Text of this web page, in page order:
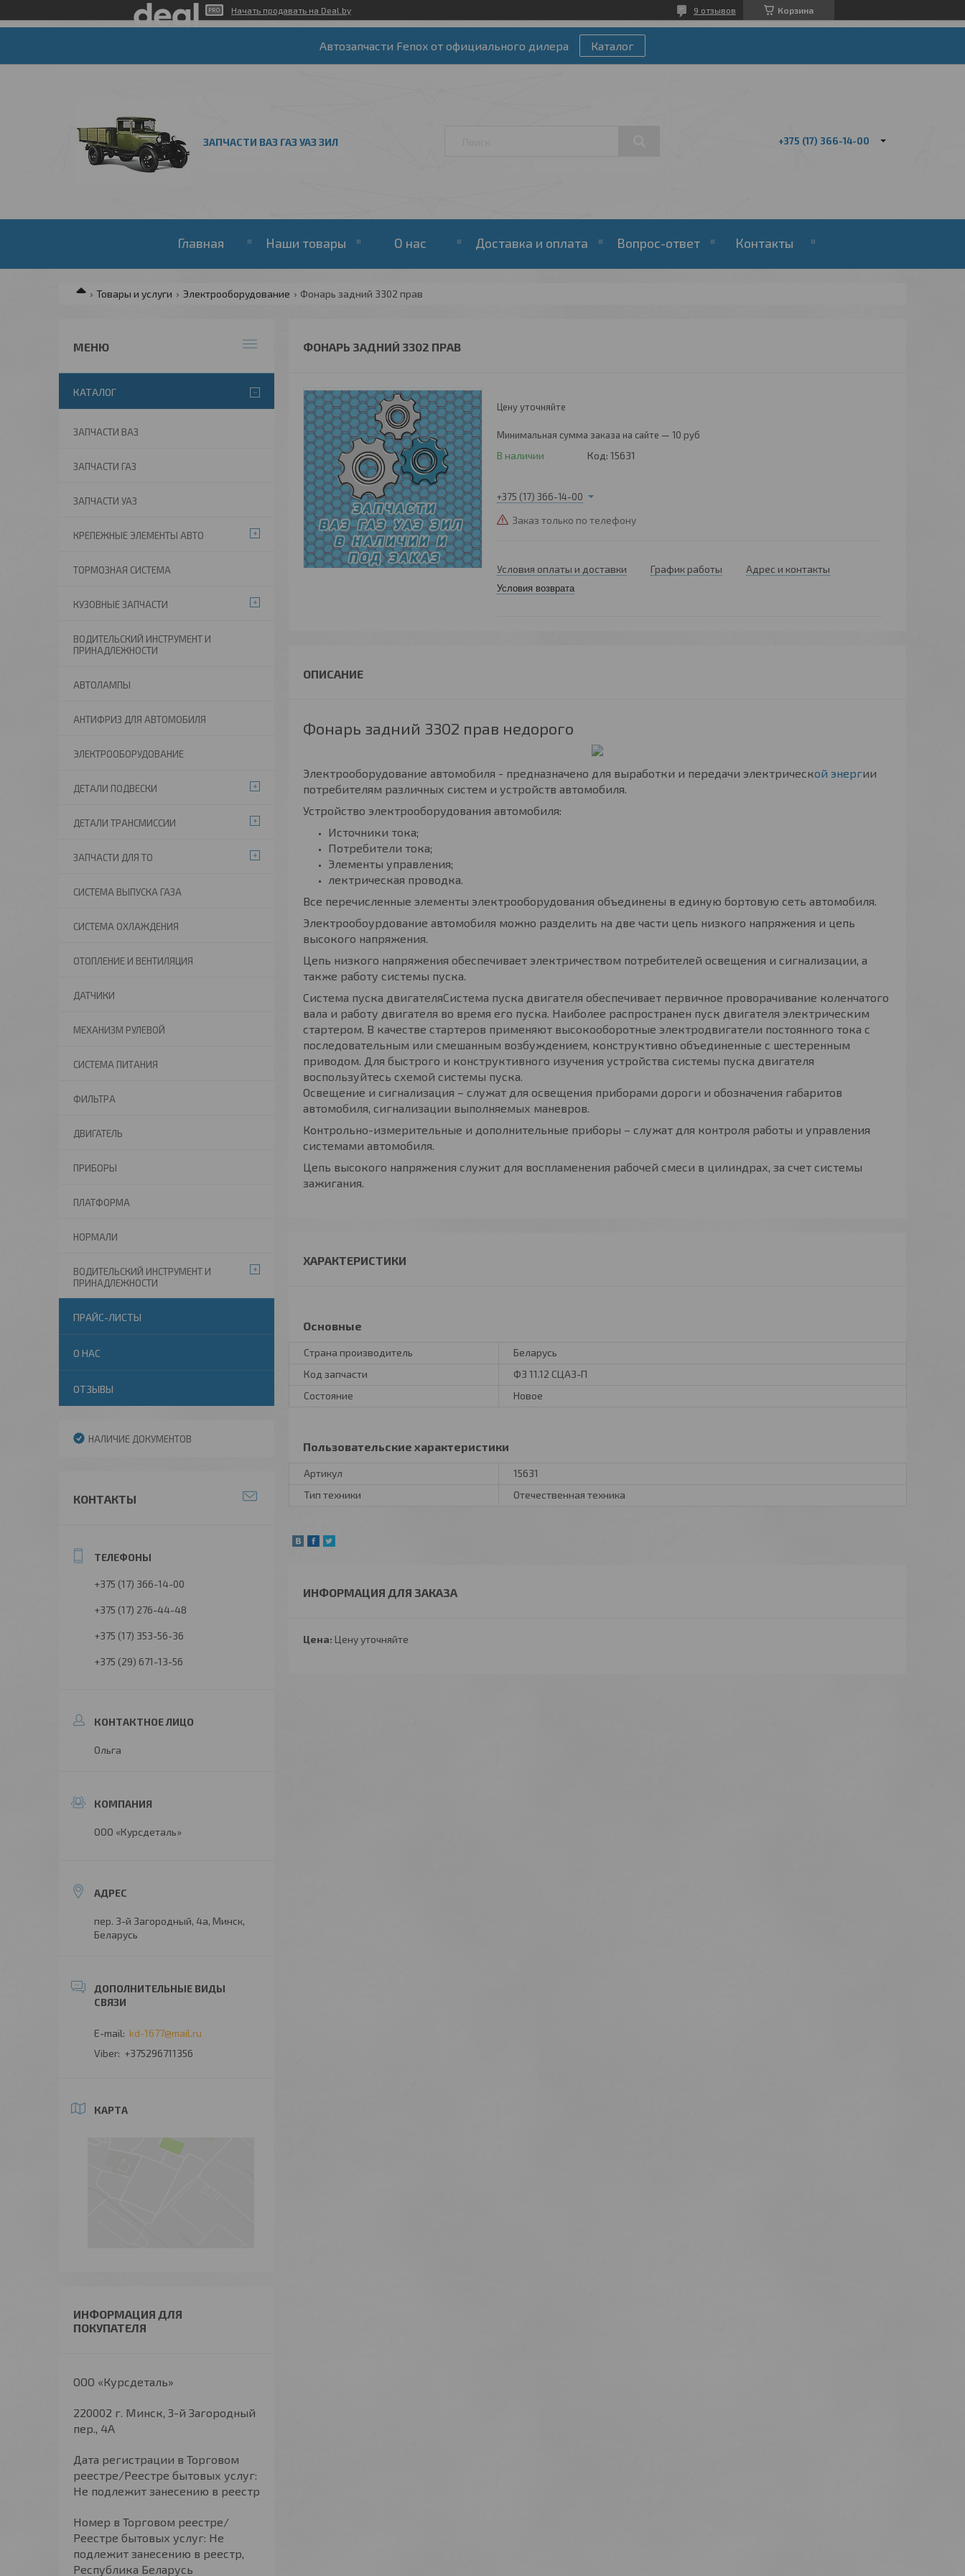
Начать продавать на Deal.by Корзина
9 отзывов
Автозапчасти Fenox от официального дилера Каталог
ЗАПЧАСТИ ВАЗ ГАЗ УАЗ ЗИЛ +375 (17) 366-14-00
Главная Наши товары О нас Доставка и оплата Вопрос-ответ Контакты
Товары и услуги Электрооборудование Фонарь задний 3302 прав
ФОНАРЬ ЗАДНИЙ 3302 ПРАВ
Цену уточняйте
Минимальная сумма заказа на сайте — 10 руб
В наличии Код: 15631
+375 (17) 366-14-00
Заказ только по телефону
Условия оплаты и доставки График работы Адрес и контакты
Условия возврата
Фонарь задний 3302 прав недорого
Электрооборудование автомобиля - предназначено для выработки и передачи электрической энергии
потребителям различных систем и устройств автомобиля.
Устройство электрооборудования автомобиля:
Источники тока;
Потребители тока;
Элементы управления;
лектрическая проводка.
Все перечисленные элементы электрооборудования объединены в единую бортовую сеть автомобиля.
Электрообоурдование автомобиля можно разделить на две части цепь низкого напряжения и цепь
высокого напряжения.
Цепь низкого напряжения обеспечивает электричеством потребителей освещения и сигнализации, а
также работу системы пуска.
Система пуска двигателяСистема пуска двигателя обеспечивает первичное проворачивание коленчатого
вала и работу двигателя во время его пуска. Наиболее распространен пуск двигателя электрическим
стартером. В качестве стартеров применяют высокооборотные электродвигатели постоянного тока с
последовательным или смешанным возбуждением, конструктивно объединенные с шестеренным
приводом. Для быстрого и конструктивного изучения устройства системы пуска двигателя
воспользуйтесь схемой системы пуска.
Освещение и сигнализация – служат для освещения приборами дороги и обозначения габаритов
автомобиля, сигнализации выполняемых маневров.
Контрольно-измерительные и дополнительные приборы – служат для контроля работы и управления
системами автомобиля.
Цепь высокого напряжения служит для воспламенения рабочей смеси в цилиндрах, за счет системы
зажигания.
ХАРАКТЕРИСТИКИ
Основные
Страна производитель
Беларусь
Код запчасти
ФЗ 11.12 СЦАЗ-П
Состояние
Новое
Пользовательские характеристики
Артикул
15631
Тип техники
Отечественная техника
ИНФОРМАЦИЯ ДЛЯ ЗАКАЗА
Цена: Цену уточняйте
КАТАЛОГ
ЗАПЧАСТИ ВАЗ
ЗАПЧАСТИ ГАЗ
ЗАПЧАСТИ УАЗ
КРЕПЕЖНЫЕ ЭЛЕМЕНТЫ АВТО
ТОРМОЗНАЯ СИСТЕМА
КУЗОВНЫЕ ЗАПЧАСТИ
ВОДИТЕЛЬСКИЙ ИНСТРУМЕНТ И
ПРИНАДЛЕЖНОСТИ
АВТОЛАМПЫ
АНТИФРИЗ ДЛЯ АВТОМОБИЛЯ
ЭЛЕКТРООБОРУДОВАНИЕ
ДЕТАЛИ ПОДВЕСКИ
ДЕТАЛИ ТРАНСМИССИИ
ЗАПЧАСТИ ДЛЯ ТО
СИСТЕМА ВЫПУСКА ГАЗА
СИСТЕМА ОХЛАЖДЕНИЯ
ОТОПЛЕНИЕ И ВЕНТИЛЯЦИЯ
ДАТЧИКИ
МЕХАНИЗМ РУЛЕВОЙ
СИСТЕМА ПИТАНИЯ
ФИЛЬТРА
ДВИГАТЕЛЬ
ПРИБОРЫ
ПЛАТФОРМА
НОРМАЛИ
ВОДИТЕЛЬСКИЙ ИНСТРУМЕНТ И
ПРИНАДЛЕЖНОСТИ
ПРАЙС-ЛИСТЫ
О НАС
ОТЗЫВЫ
НАЛИЧИЕ ДОКУМЕНТОВ
КОНТАКТЫ
+375 (17) 366-14-00
+375 (17) 276-44-48
+375 (17) 353-56-36
+375 (29) 671-13-56
Ольга
ООО «Курсдеталь»
пер. 3-й Загородный, 4а, Минск,
Беларусь
kd-1677@mail.ru
+375296711356
КАРТА
ИНФОРМАЦИЯ ДЛЯ
ПОКУПАТЕЛЯ
ООО «Курсдеталь»
220002 г. Минск, 3-й Загородный
пер., 4А
Дата регистрации в Торговом
реестре/Реестре бытовых услуг:
Не подлежит занесению в реестр
Номер в Торговом реестре/
Реестре бытовых услуг: Не
подлежит занесению в реестр,
Республика Беларусь